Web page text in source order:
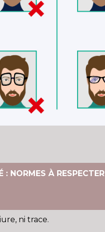
NORMES À RESPECTER
ni trace.